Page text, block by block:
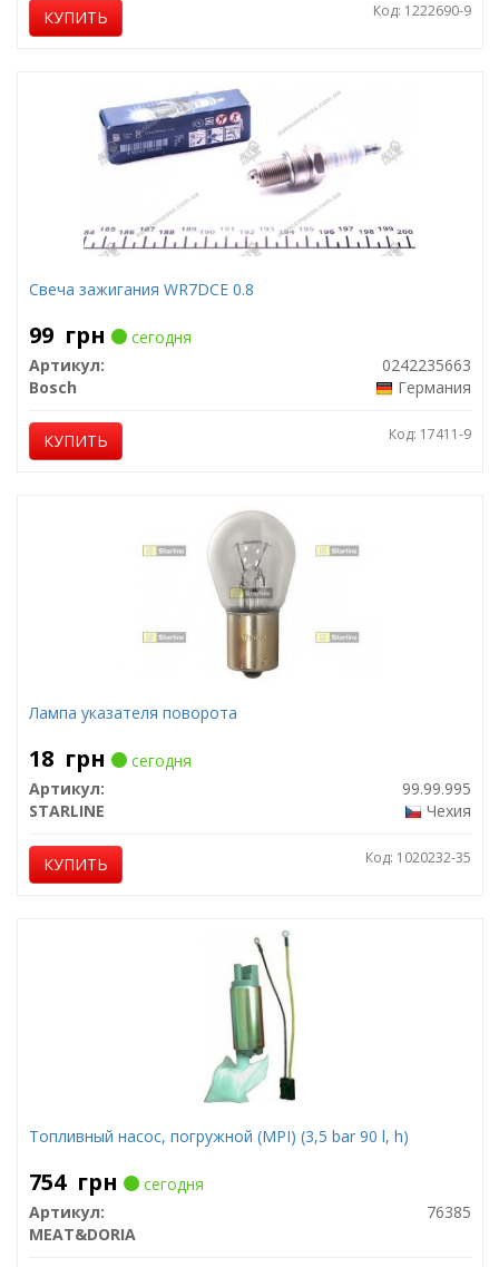
КУПИТЬ Код: 1222690-9
Свеча зажигания WR7DCE 0.8
99 грн
сегодня
Артикул:
0242235663
Bosch
Германия
КУПИТЬ Код: 17411-9
Лампа указателя поворота
18 грн
сегодня
Артикул:
99.99.995
STARLINE
Чехия
КУПИТЬ Код: 1020232-35
Топливный насос, погружной (MPI) (3,5 bar 90 l, h)
754 грн
сегодня
Артикул:
76385
MEAT&DORIA